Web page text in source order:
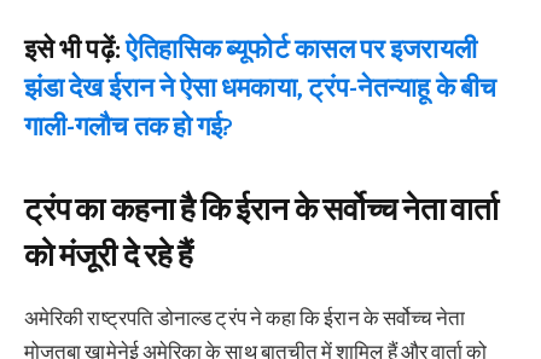
इसे भी पढ़ें:ऐतिहासिक ब्यूफोर्ट कासल पर इजरायली
झंडा देख ईरान ने ऐसा धमकाया, ट्रंप-नेतन्याहू के बीच
गाली-गलौच तक हो गई?
ट्रंप का कहना है कि ईरान के सर्वोच्च नेता वार्ता
को मंजूरी दे रहे हैं
अमेरिकी राष्ट्रपति डोनाल्ड ट्रंप ने कहा कि ईरान के सर्वोच्च नेता
मोजतबा खामेनेई अमेरिका के साथ बातचीत में शामिल हैं और वार्ता को